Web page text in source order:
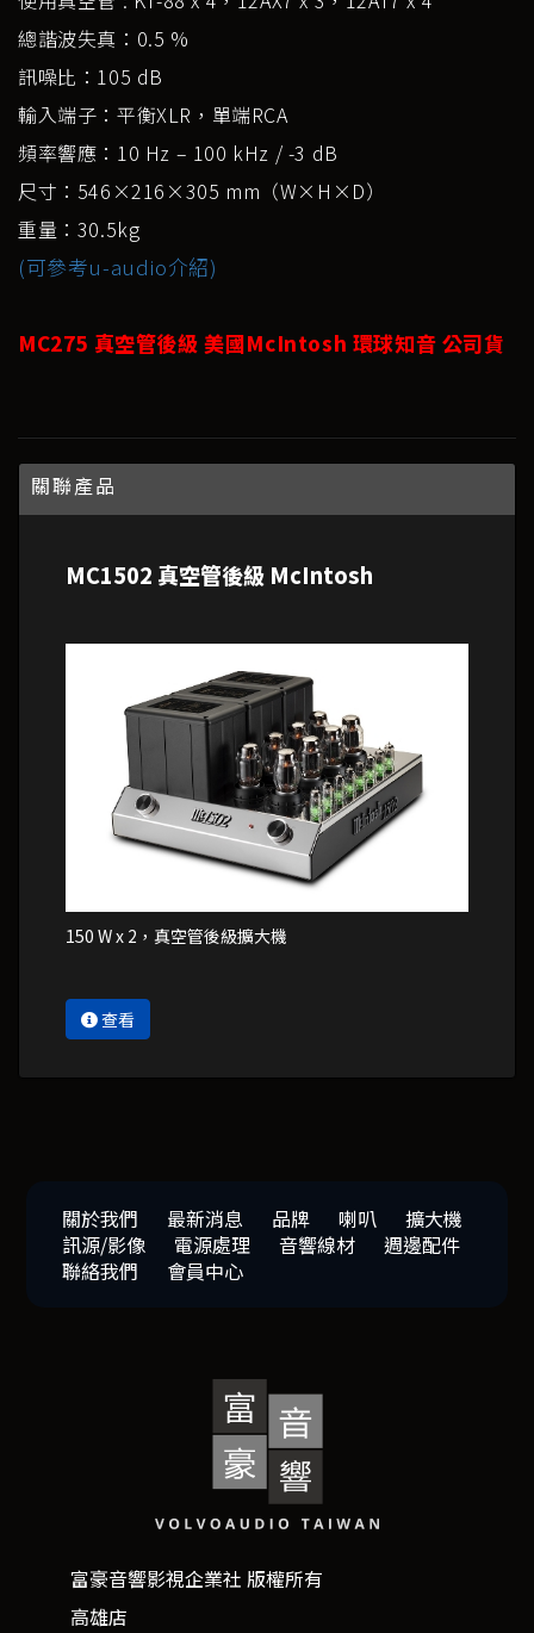
總諧波失真：0.5 %
訊噪比：105 dB
輸入端子：平衡XLR，單端RCA
頻率響應：10 Hz – 100 kHz / -3 dB
尺寸：546×216×305 mm（W×H×D）
重量：30.5kg
(可參考u-audio介紹)
MC275 真空管後級 美國McIntosh 環球知音 公司貨
關聯產品
150 W x 2，真空管後級擴大機
查看
MC1502 真空管後級 McIntosh
關於我們 最新消息 品牌 喇叭
擴大機
訊源/影像
電源處理 音響線材
週邊配件
聯絡我們
會員中心
富豪音響影視企業社 版權所有
高雄店